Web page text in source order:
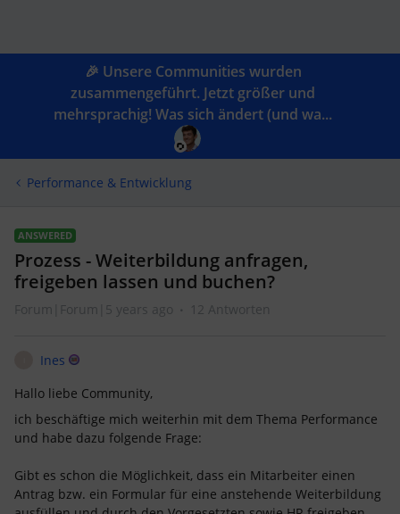
🎉 Unsere Communities wurden
zusammengeführt. Jetzt größer und
mehrsprachig! Was sich ändert (und wa...
Performance & Entwicklung
ANSWERED
Prozess - Weiterbildung anfragen,
freigeben lassen und buchen?
Forum|Forum|5 years ago 12 Antworten
Ines
Hallo liebe Community,
ich beschäftige mich weiterhin mit dem Thema Performance
und habe dazu folgende Frage:
Gibt es schon die Möglichkeit, dass ein Mitarbeiter einen
Antrag bzw. ein Formular für eine anstehende Weiterbildung